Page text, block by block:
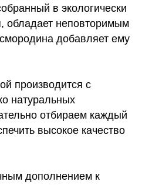
в экологически
обладает неповторимым
добавляет ему
производится с
натуральных
отбираем каждый
высокое качество
дополнением к